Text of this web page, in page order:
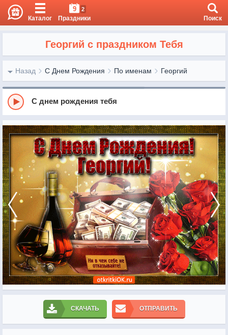
Каталог
9 2
Праздники Поиск
Георгий с праздником Тебя
Назад С Днем Рождения По именам Георгий
С днем рождения тебя
СКАЧАТЬ ОТПРАВИТЬ